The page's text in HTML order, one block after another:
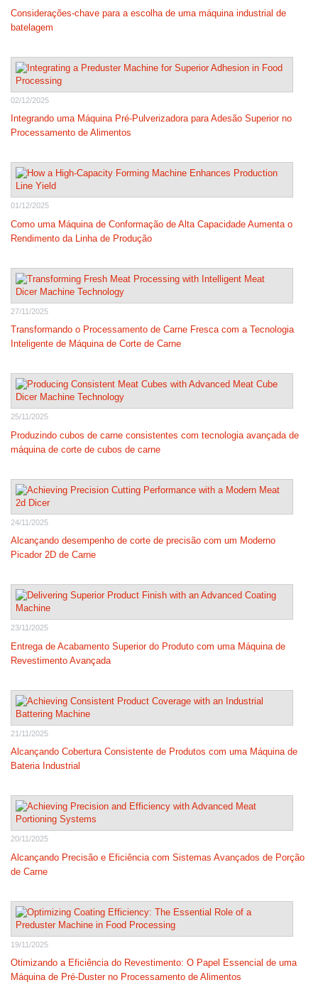
Considerações-chave para a escolha de uma máquina industrial de
batelagem
02/12/2025
Integrando uma Máquina Pré-Pulverizadora para Adesão Superior no
Processamento de Alimentos
01/12/2025
Como uma Máquina de Conformação de Alta Capacidade Aumenta o
Rendimento da Linha de Produção
27/11/2025
Transformando o Processamento de Carne Fresca com a Tecnologia
Inteligente de Máquina de Corte de Carne
25/11/2025
Produzindo cubos de carne consistentes com tecnologia avançada de
máquina de corte de cubos de carne
24/11/2025
Alcançando desempenho de corte de precisão com um Moderno
Picador 2D de Carne
23/11/2025
Entrega de Acabamento Superior do Produto com uma Máquina de
Revestimento Avançada
21/11/2025
Alcançando Cobertura Consistente de Produtos com uma Máquina de
Bateria Industrial
20/11/2025
Alcançando Precisão e Eficiência com Sistemas Avançados de Porção
de Carne
19/11/2025
Otimizando a Eficiência do Revestimento: O Papel Essencial de uma
Máquina de Pré-Duster no Processamento de Alimentos